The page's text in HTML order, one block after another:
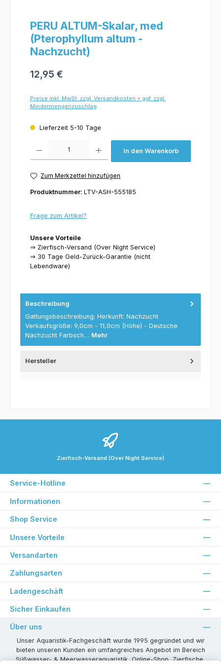
PERU ALTUM-Skalar, med
(Pterophyllum altum -
Nachzucht)
12,95 €
Preise inkl. MwSt. zzgl. Versandkosten + ggf. zzgl.
Mindermengenzuschlag
Lieferzeit 5-10 Tage
In den Warenkorb
Zum Merkzettel hinzufügen
Produktnummer: LTV-ASH-555185
Frage zum Artikel?
Unsere Vorteile
⇒ Zierfisch-Versand (Over Night Service)
⇒ 30 Tage Geld-Zurück-Garantie (nicht
Lebendware)
Beschreibung
Gattungsbeschreibung: Herkunft: Nachzucht
Verkaufsgröße: 9,0cm - 11,0cm (Höhe) - Deutsche
Nachzucht Farbsch… Mehr
Hersteller
Zierfisch-Versand (Over Night Service)
Service-Hotline
Informationen
Shop Service
Unsere Vorteile
Versandarten
Zahlungsarten
Ladengeschäft
Sicher Einkaufen
Über uns
Unser Aquaristik-Fachgeschäft wurde 1995 gegründet und wir
bieten unseren Kunden ein umfangreiches Angebot im Bereich
Süßwasser- & Meerwasseraquaristik, Online-Shop, Zierfische,